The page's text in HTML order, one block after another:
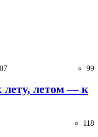
99
лету, летом — к
118